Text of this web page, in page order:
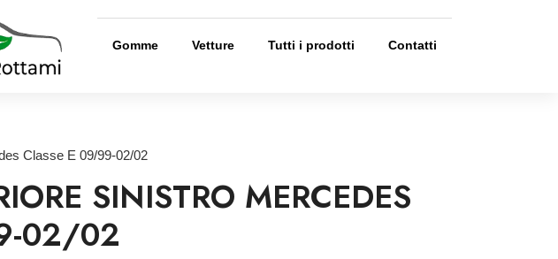
Gomme Vetture Tutti i prodotti Contatti
Classe E 09/99-02/02
SINISTRO MERCEDES
02/02